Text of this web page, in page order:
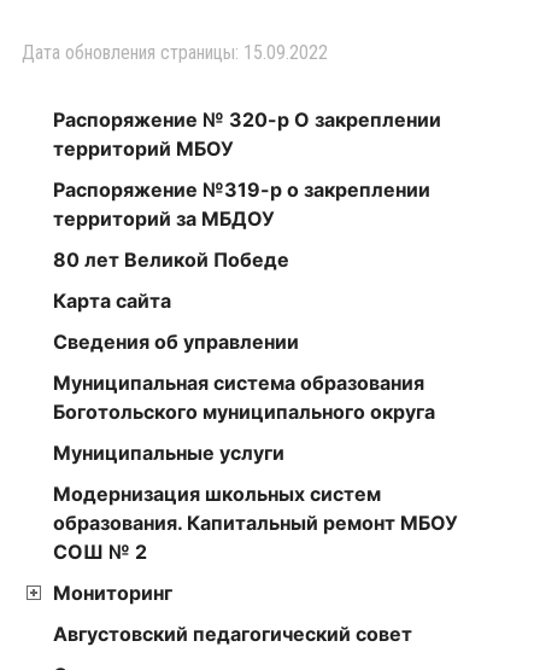
Дата обновления страницы: 15.09.2022
Распоряжение № 320-р О закреплении
территорий МБОУ
Распоряжение №319-р о закреплении
территорий за МБДОУ
80 лет Великой Победе
Карта сайта
Сведения об управлении
Муниципальная система образования
Боготольского муниципального округа
Муниципальные услуги
Модернизация школьных систем
образования. Капитальный ремонт МБОУ
СОШ № 2
Мониторинг
Августовский педагогический совет